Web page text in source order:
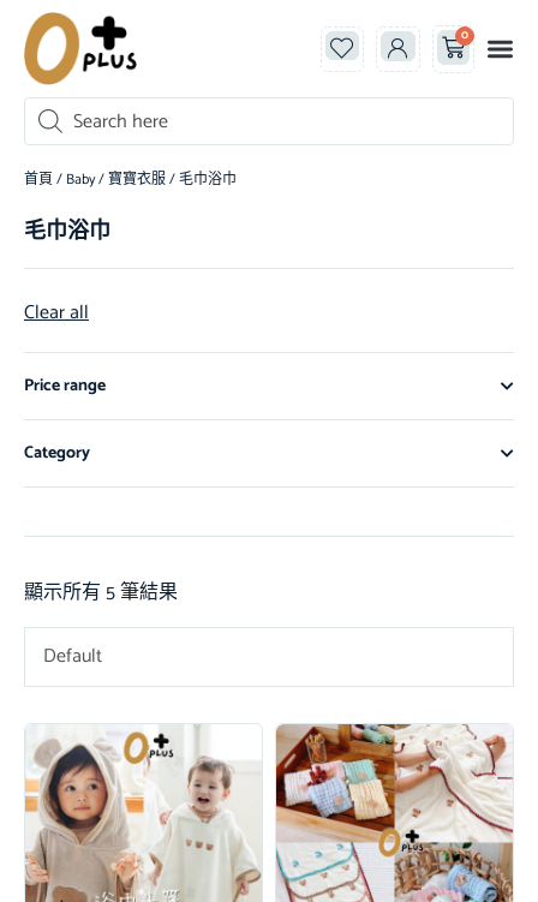
0
首頁/ Baby/寶寶衣服/ 毛巾浴巾
毛巾浴巾
Clear all
Price range
Category
顯示所有 5 筆結果
Default